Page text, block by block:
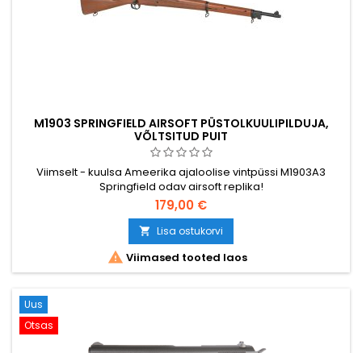
M1903 SPRINGFIELD AIRSOFT PÜSTOLKUULIPILDUJA,
VÕLTSITUD PUIT
Viimselt - kuulsa Ameerika ajaloolise vintpüssi M1903A3
Springfield odav airsoft replika!
179,00 €
 Lisa ostukorvi
 Viimased tooted laos
Uus
Otsas